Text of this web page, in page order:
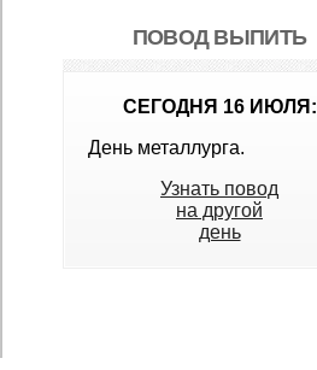
ПОВОД ВЫПИТЬ
СЕГОДНЯ 16 ИЮЛЯ:
День металлурга.
Узнать повод
на другой
день